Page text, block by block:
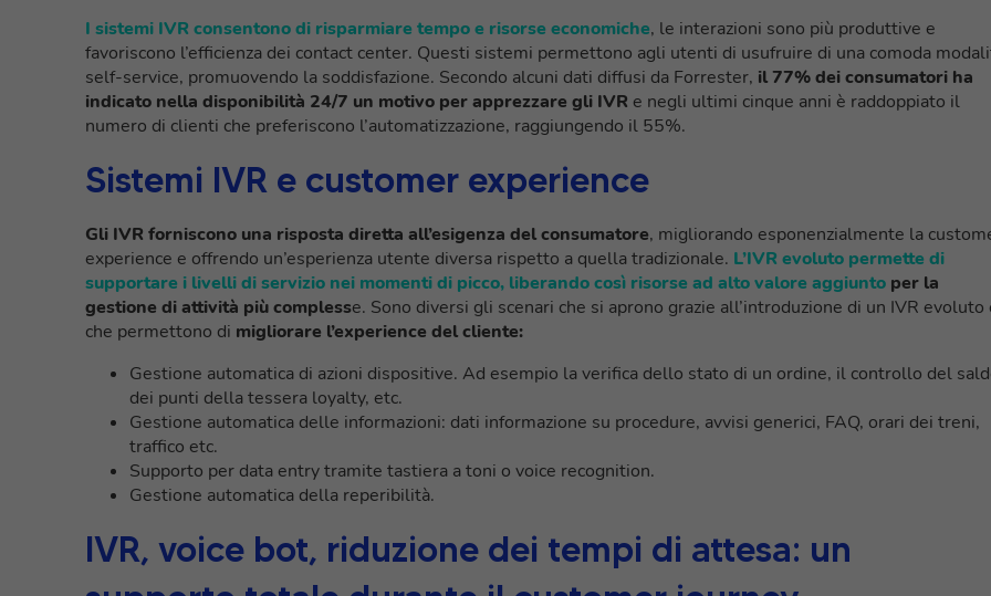
I sistemi IVR consentono di risparmiare tempo e risorse economiche, le interazioni sono più produttive e
favoriscono l’efficienza dei contact center. Questi sistemi permettono agli utenti di usufruire di una comoda
self-service, promuovendo la soddisfazione. Secondo alcuni dati diffusi da Forrester, il 77% dei consumatori ha
indicato nella disponibilità 24/7 un motivo per apprezzare gli IVR e negli ultimi cinque anni è raddoppiato il
numero di clienti che preferiscono l’automatizzazione, raggiungendo il 55%.
Sistemi IVR e customer experience
Gli IVR forniscono una risposta diretta all’esigenza del consumatore, migliorando esponenzialmente la
experience e offrendo un’esperienza utente diversa rispetto a quella tradizionale. L’IVR evoluto permette di
supportare i livelli di servizio nei momenti di picco, liberando così risorse ad alto valore aggiunto per la
gestione di attività più complesse. Sono diversi gli scenari che si aprono grazie all’introduzione di un IVR evoluto
che permettono di migliorare l’experience del cliente:
Gestione automatica di azioni dispositive. Ad esempio la verifica dello stato di un ordine, il controllo del
dei punti della tessera loyalty, etc.
Gestione automatica delle informazioni: dati informazione su procedure, avvisi generici, FAQ, orari dei treni,
traffico etc.
Supporto per data entry tramite tastiera a toni o voice recognition.
Gestione automatica della reperibilità.
IVR, voice bot, riduzione dei tempi di attesa: un